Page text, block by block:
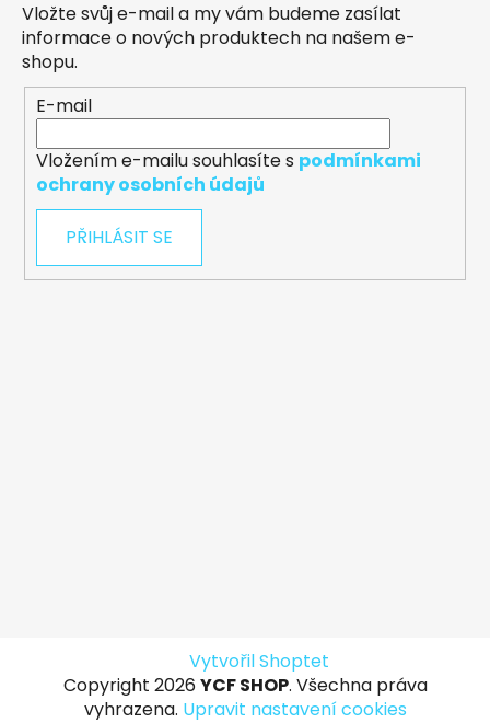
Vložte svůj e-mail a my vám budeme zasílat
informace o nových produktech na našem e-
shopu.
E-mail
Vložením e-mailu souhlasíte s podmínkami
ochrany osobních údajů
PŘIHLÁSIT SE
Vytvořil Shoptet
Copyright 2026 YCF SHOP. Všechna práva
vyhrazena. Upravit nastavení cookies